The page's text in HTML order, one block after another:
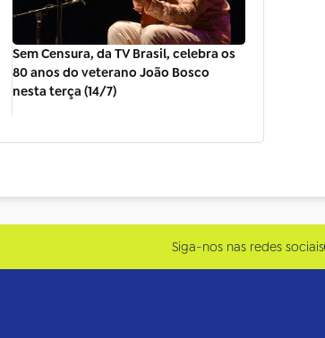
Sem Censura, da TV Brasil, celebra os
80 anos do veterano João Bosco
nesta terça (14/7)
Siga-nos nas redes sociais